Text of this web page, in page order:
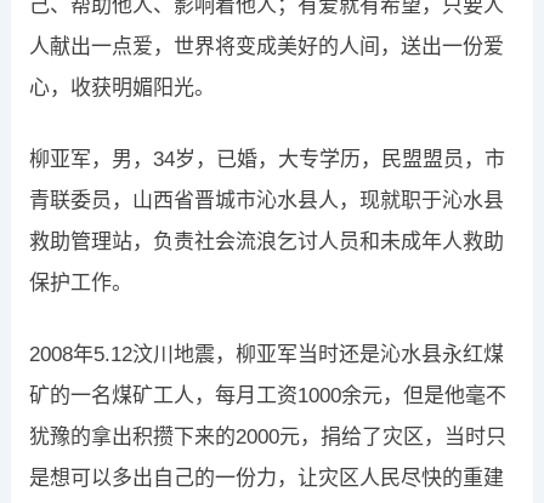
己、帮助他人、影响着他人；有爱就有希望，只要人
人献出一点爱，世界将变成美好的人间，送出一份爱
心，收获明媚阳光。
柳亚军，男，34岁，已婚，大专学历，民盟盟员，市
青联委员，山西省晋城市沁水县人，现就职于沁水县
救助管理站，负责社会流浪乞讨人员和未成年人救助
保护工作。
2008年5.12汶川地震，柳亚军当时还是沁水县永红煤
矿的一名煤矿工人，每月工资1000余元，但是他毫不
犹豫的拿出积攒下来的2000元，捐给了灾区，当时只
是想可以多出自己的一份力，让灾区人民尽快的重建